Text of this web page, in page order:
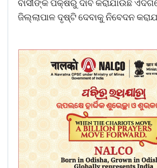
ବାସୀଙ୍କ ପକ୍ଷରୁ ଦାବି କରାଯାଉଛି
ଜିଲ୍ଲାପାଳ ଦୃଷ୍ଟି ଦେବାକୁ ନିବେଦନ